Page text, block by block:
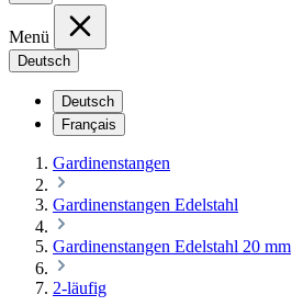
Menü
Deutsch
Deutsch
Français
Gardinenstangen
Gardinenstangen Edelstahl
Gardinenstangen Edelstahl 20 mm
2-läufig